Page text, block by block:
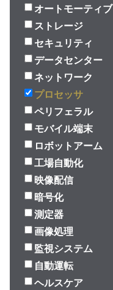
オートモーティブ
ストレージ
セキュリティ
データセンター
ネットワーク
プロセッサ
ペリフェラル
モバイル端末
ロボットアーム
工場自動化
映像配信
暗号化
測定器
画像処理
監視システム
自動運転
ヘルスケア